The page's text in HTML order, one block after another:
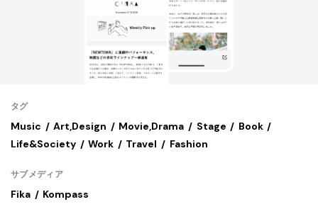
タグ
Music Art,Design Movie,Drama Stage
Book
Life&Society
Work Travel Fashion
サブメディア
Fika Kompass